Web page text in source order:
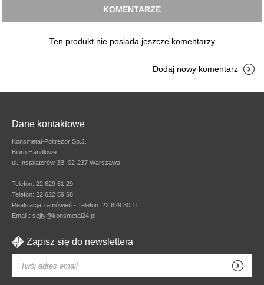
KOMENTARZE
Ten produkt nie posiada jeszcze komentarzy
Dodaj nowy komentarz
Dane kontaktowe
Konsmetal-Poltrezor Sp.J.
Biuro Handlowe
ul. Instalatorów 3B, 02-237 Warszawa
Telefon:22 629 61 29
Telefon:22 622 59 68
Realizacja zamówień - Telefon:22 629 80 11
Email,:sejfy@konsmetal24.pl
Zapisz się do newslettera